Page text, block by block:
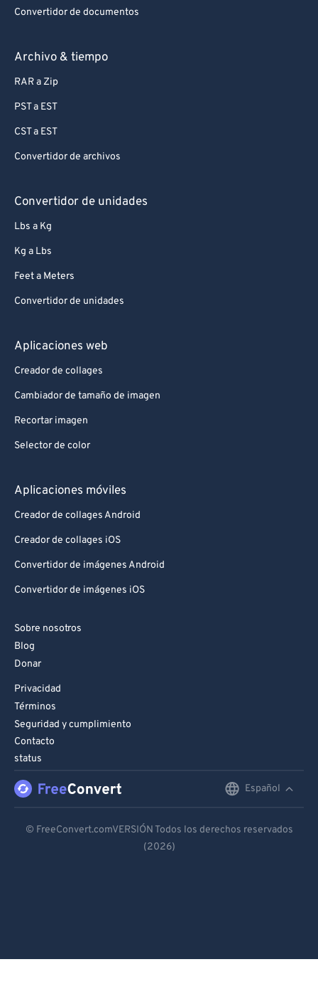
Convertidor de documentos
Archivo & tiempo
RAR a Zip
PST a EST
CST a EST
Convertidor de archivos
Convertidor de unidades
Lbs a Kg
Kg a Lbs
Feet a Meters
Convertidor de unidades
Aplicaciones web
Creador de collages
Cambiador de tamaño de imagen
Recortar imagen
Selector de color
Aplicaciones móviles
Creador de collages Android
Creador de collages iOS
Convertidor de imágenes Android
Convertidor de imágenes iOS
Sobre nosotros
Blog
Donar
Privacidad
Términos
Seguridad y cumplimiento
Contacto
status
Español
Español
© FreeConvert.comVERSIÓN Todos los derechos reservados
(2026)